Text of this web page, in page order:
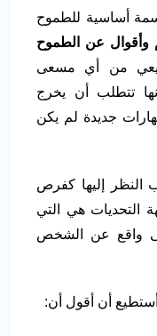
أساسية للطموح
وأقوال عن الطموح
من أي مسعى
تتطلب أن يخرج
جديدة لم يكن
النظر إليها كفرص
التحديات هي التي
واقع عن الشخص
أستطيع أن أقول أن: